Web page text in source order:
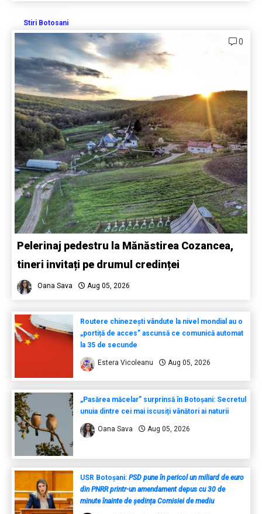
Stiri Botosani
0
Pelerinaj pedestru la Mănăstirea Cozancea,
tineri invitați pe drumul credinței
Oana Sava Aug 05, 2026
Routere chinezești vândute la nivel mondial au o
„portiță de acces” ascunsă ce comunică automat
la 35 de secunde
Estera Vicoleanu Aug 05, 2026
„Pasărea măcelar” surprinsă în Botoșani: Secretul
unuia dintre cei mai iscusiți vânători ai naturii
Oana Sava Aug 05, 2026
USR Botoșani: PSD pune în pericol un miliard de euro
din PNRR printr-un amendament depus cu 30 de
minute înainte de ședința Comisiei de mediu